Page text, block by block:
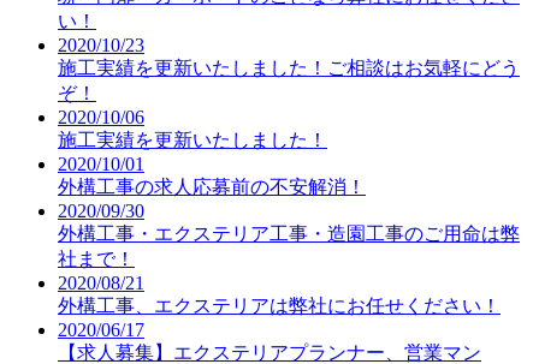
い！
2020/10/23
施工実績を更新いたしました！ご相談はお気軽にどう
ぞ！
2020/10/06
施工実績を更新いたしました！
2020/10/01
外構工事の求人応募前の不安解消！
2020/09/30
外構工事・エクステリア工事・造園工事のご用命は弊
社まで！
2020/08/21
外構工事、エクステリアは弊社にお任せください！
2020/06/17
【求人募集】エクステリアプランナー、営業マン